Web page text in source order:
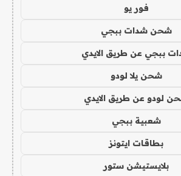
فور يو
شحن شدات ببجي
ببجي عن طريق الايدي
شحن يلا لودو
لودو عن طريق الايدي
شعبية ببجي
بطاقات ايتونز
بلايستيشن ستور